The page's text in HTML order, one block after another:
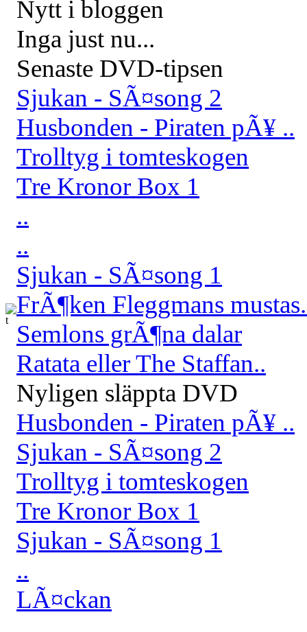
Nytt i bloggen
Inga just nu...
Senaste DVD-tipsen
Sjukan - SÃ¤song 2
Husbonden - Piraten pÃ¥ ..
Trolltyg i tomteskogen
Tre Kronor Box 1
..
..
Sjukan - SÃ¤song 1
FrÃ¶ken Fleggmans
Semlons grÃ¶na dalar
Ratata eller The Staffan..
Nyligen släppta DVD
Husbonden - Piraten pÃ¥ ..
Sjukan - SÃ¤song 2
Trolltyg i tomteskogen
Tre Kronor Box 1
Sjukan - SÃ¤song 1
..
LÃ¤ckan